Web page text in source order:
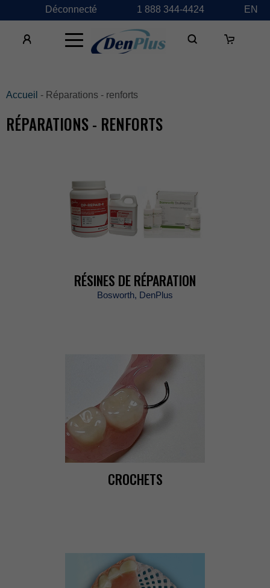
Déconnecté 1888344-4424 EN
×
Accueil -Réparations-renforts
RÉPARATIONS-RENFORTS
RÉSINESDERÉPARATION
Bosworth,DenPlus
CROCHETS